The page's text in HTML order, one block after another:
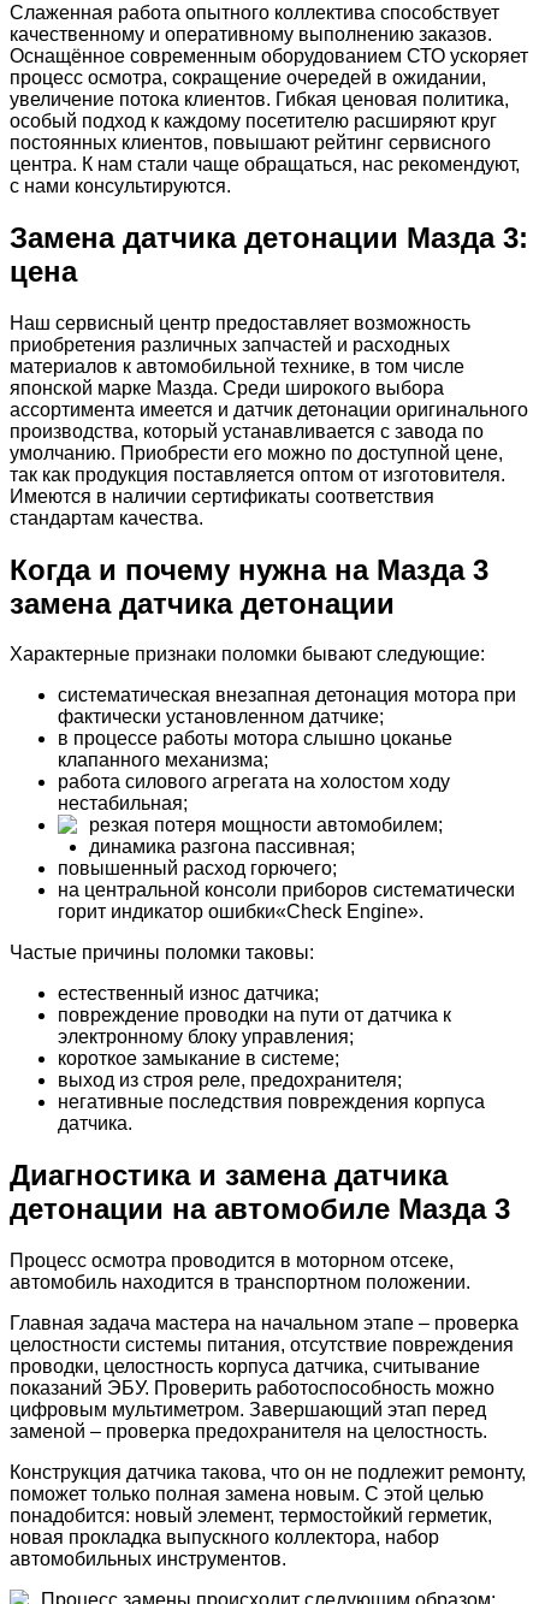
Слаженная работа опытного коллектива способствует
качественному и оперативному выполнению заказов.
Оснащённое современным оборудованием СТО ускоряет
процесс осмотра, сокращение очередей в ожидании,
увеличение потока клиентов. Гибкая ценовая политика,
особый подход к каждому посетителю расширяют круг
постоянных клиентов, повышают рейтинг сервисного
центра. К нам стали чаще обращаться, нас рекомендуют,
с нами консультируются.
Замена датчика детонации Мазда 3:
цена
Наш сервисный центр предоставляет возможность
приобретения различных запчастей и расходных
материалов к автомобильной технике, в том числе
японской марке Мазда. Среди широкого выбора
ассортимента имеется и датчик детонации оригинального
производства, который устанавливается с завода по
умолчанию. Приобрести его можно по доступной цене,
так как продукция поставляется оптом от изготовителя.
Имеются в наличии сертификаты соответствия
стандартам качества.
Когда и почему нужна на Мазда 3
замена датчика детонации
Характерные признаки поломки бывают следующие:
систематическая внезапная детонация мотора при
фактически установленном датчике;
в процессе работы мотора слышно цоканье
клапанного механизма;
работа силового агрегата на холостом ходу
нестабильная;
резкая потеря мощности автомобилем;
динамика разгона пассивная;
повышенный расход горючего;
на центральной консоли приборов систематически
горит индикатор ошибки«Check Engine».
Частые причины поломки таковы:
естественный износ датчика;
повреждение проводки на пути от датчика к
электронному блоку управления;
короткое замыкание в системе;
выход из строя реле, предохранителя;
негативные последствия повреждения корпуса
датчика.
Диагностика и замена датчика
детонации на автомобиле Мазда 3
Процесс осмотра проводится в моторном отсеке,
автомобиль находится в транспортном положении.
Главная задача мастера на начальном этапе – проверка
целостности системы питания, отсутствие повреждения
проводки, целостность корпуса датчика, считывание
показаний ЭБУ. Проверить работоспособность можно
цифровым мультиметром. Завершающий этап перед
заменой – проверка предохранителя на целостность.
Конструкция датчика такова, что он не подлежит ремонту,
поможет только полная замена новым. С этой целью
понадобится: новый элемент, термостойкий герметик,
новая прокладка выпускного коллектора, набор
автомобильных инструментов.